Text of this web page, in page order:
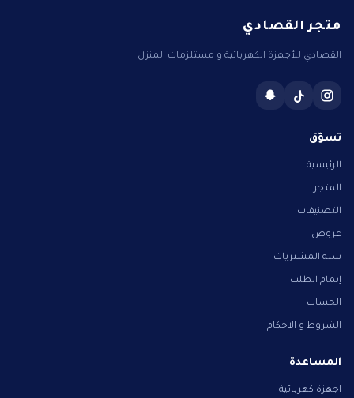
متجر القصادي
القصادي للأجهزة الكهربائية و مستلزمات المنزل
تسوّق
الرئيسية
المتجر
التصنيفات
عروض
سلة المشتريات
إتمام الطلب
الحساب
الشروط و الاحكام
المساعدة
اجهزة كهربائية